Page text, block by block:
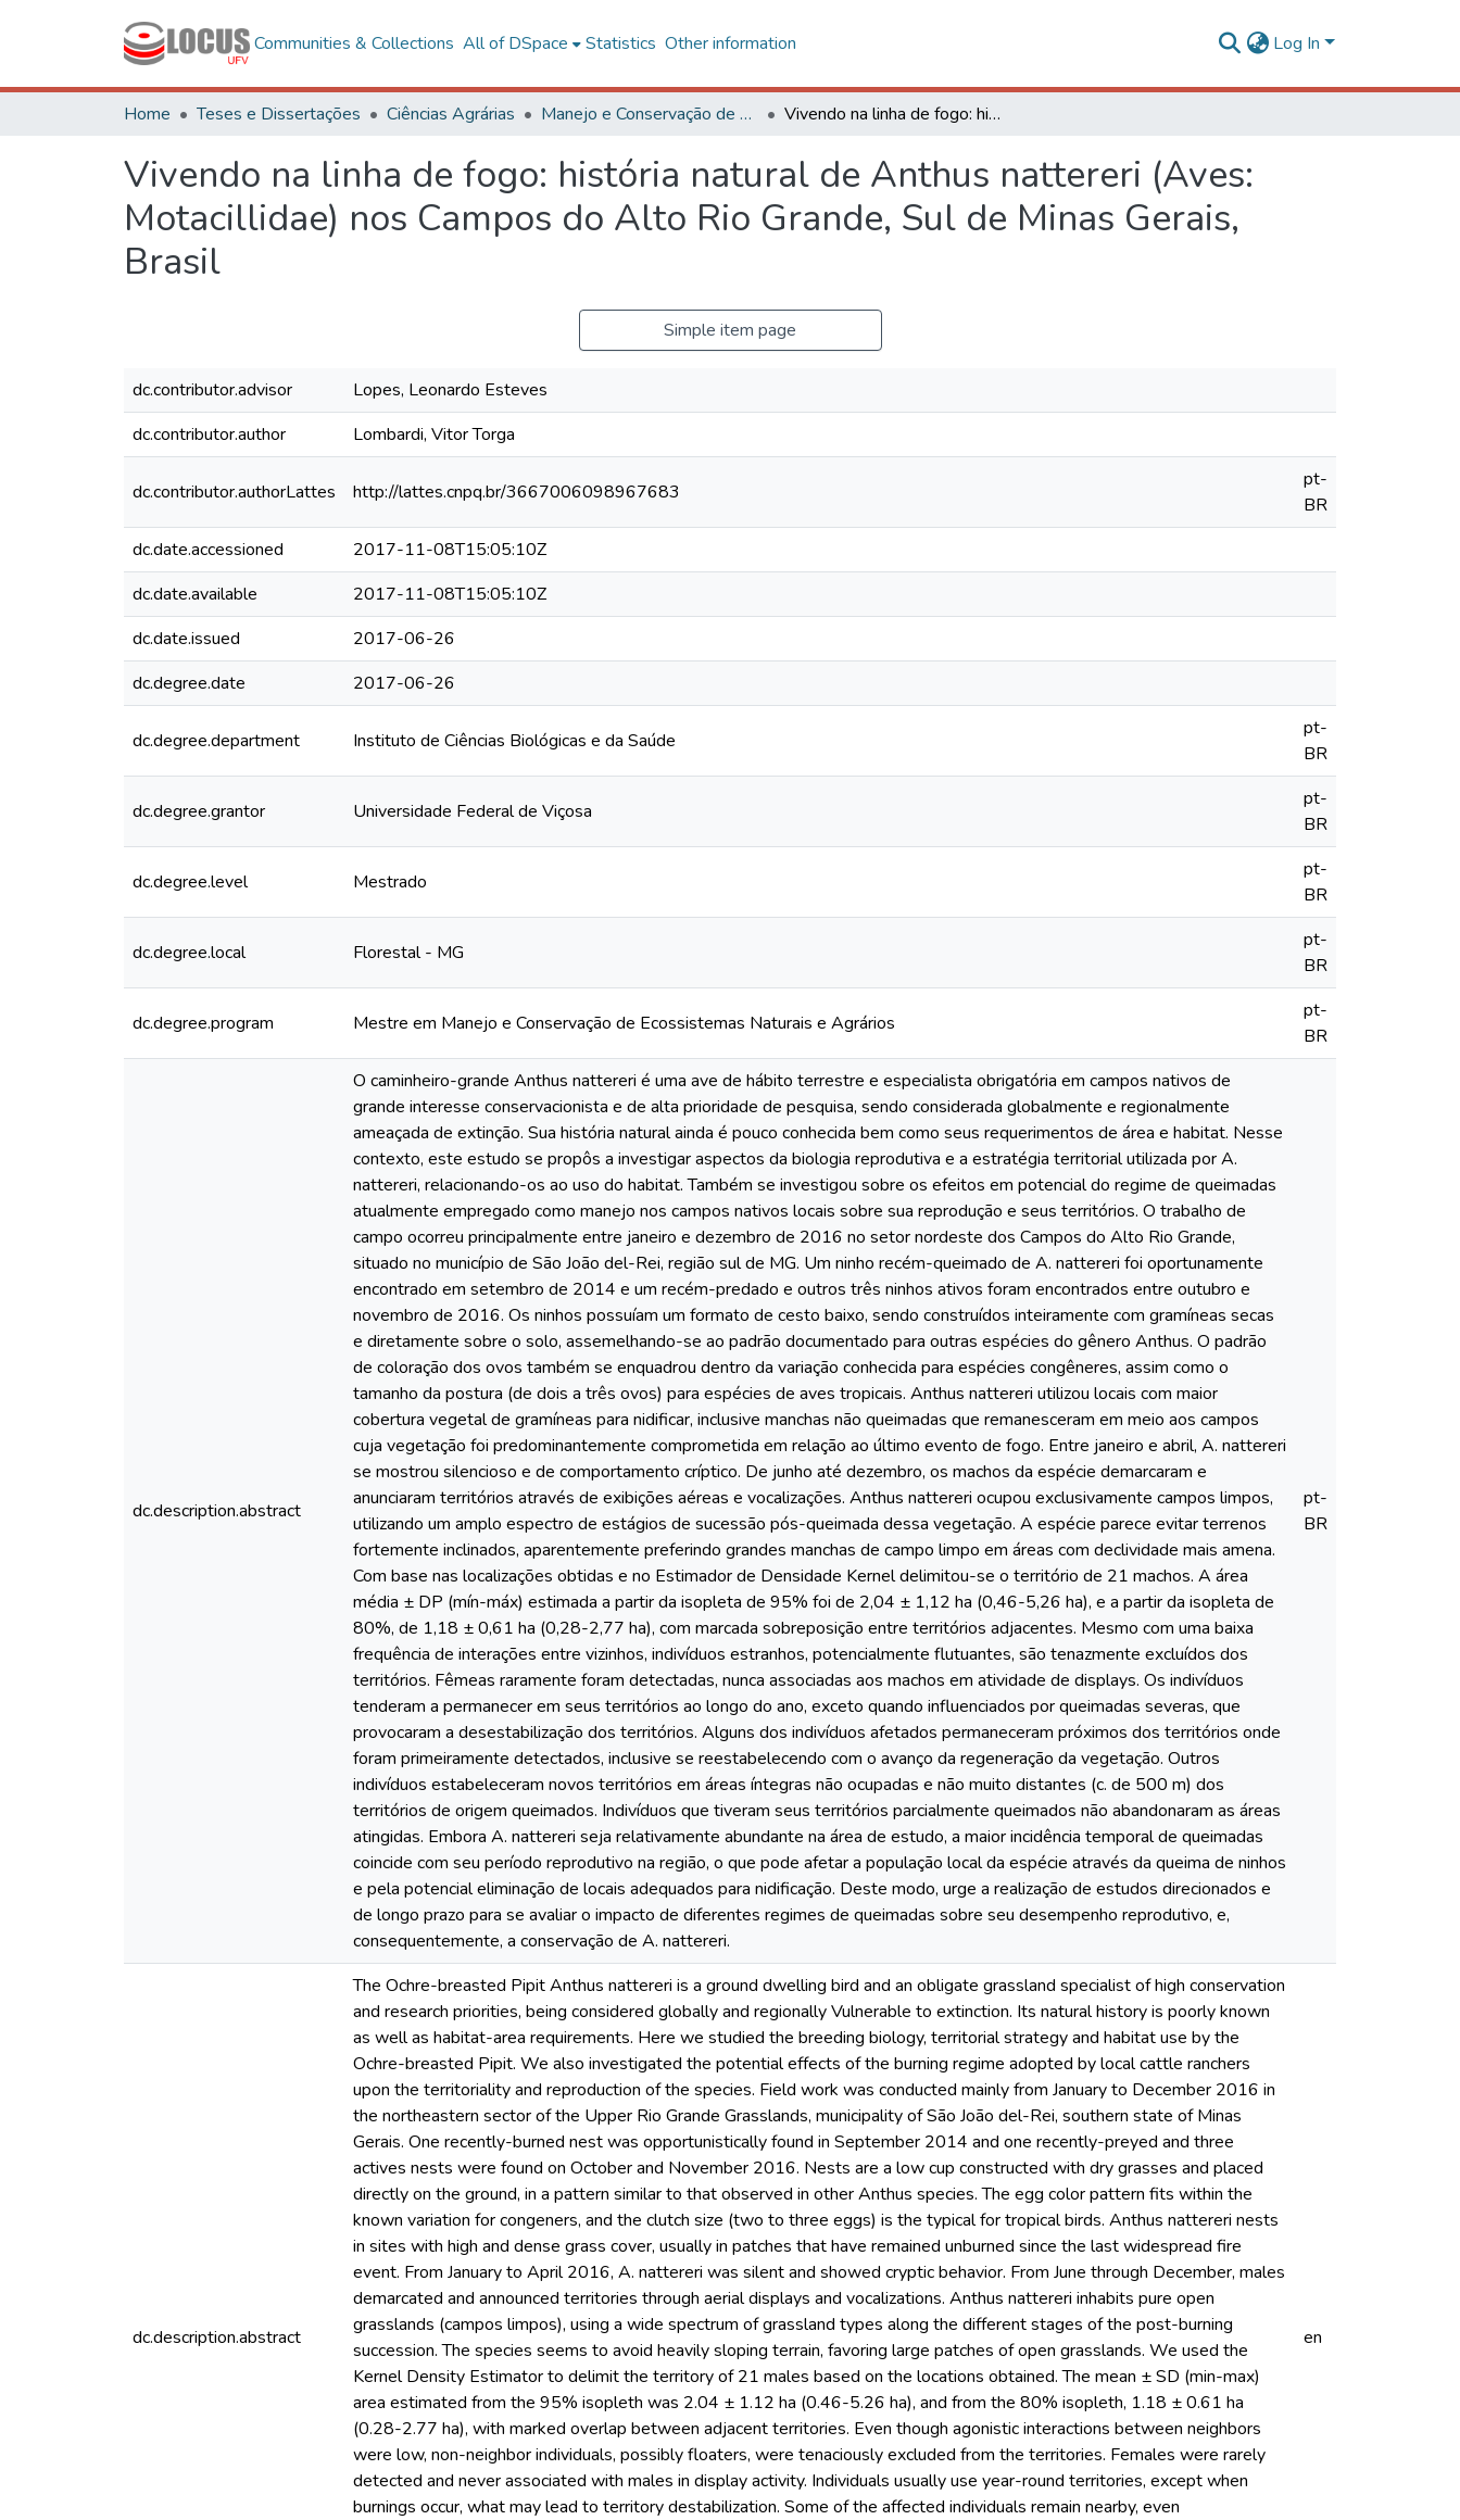
Communities & Collections All of DSpace Statistics Other information Log In
Home Teses e Dissertações Ciências Agrárias Manejo e Conservação de Ecossistemas Naturais e Agrários - CAF Vivendo na linha de fogo: história natural de Anthus nattereri (Aves: Motacillidae) nos Campos do Alto Rio Grande, Sul de Minas Gerais, Brasil
Vivendo na linha de fogo: história natural de Anthus nattereri (Aves:
Motacillidae) nos Campos do Alto Rio Grande, Sul de Minas Gerais,
Brasil
Simple item page
dc.contributor.advisor
Lopes, Leonardo Esteves
dc.contributor.author
Lombardi, Vitor Torga
dc.contributor.authorLattes http://lattes.cnpq.br/3667006098967683
pt-
BR
dc.date.accessioned
2017-11-08T15:05:10Z
dc.date.available
2017-11-08T15:05:10Z
dc.date.issued
2017-06-26
dc.degree.date
2017-06-26
dc.degree.department Instituto de Ciências Biológicas e da Saúde
pt-
BR
dc.degree.grantor Universidade Federal de Viçosa
pt-
BR
dc.degree.level Mestrado
pt-
BR
dc.degree.local Florestal - MG
pt-
BR
dc.degree.program Mestre em Manejo e Conservação de Ecossistemas Naturais e Agrários
pt-
BR
dc.description.abstract
O caminheiro-grande Anthus nattereri é uma ave de hábito terrestre e especialista obrigatória em campos nativos de
grande interesse conservacionista e de alta prioridade de pesquisa, sendo considerada globalmente e regionalmente
ameaçada de extinção. Sua história natural ainda é pouco conhecida bem como seus requerimentos de área e habitat. Nesse
contexto, este estudo se propôs a investigar aspectos da biologia reprodutiva e a estratégia territorial utilizada por A.
nattereri, relacionando-os ao uso do habitat. Também se investigou sobre os efeitos em potencial do regime de queimadas
atualmente empregado como manejo nos campos nativos locais sobre sua reprodução e seus territórios. O trabalho de
campo ocorreu principalmente entre janeiro e dezembro de 2016 no setor nordeste dos Campos do Alto Rio Grande,
situado no município de São João del-Rei, região sul de MG. Um ninho recém-queimado de A. nattereri foi oportunamente
encontrado em setembro de 2014 e um recém-predado e outros três ninhos ativos foram encontrados entre outubro e
novembro de 2016. Os ninhos possuíam um formato de cesto baixo, sendo construídos inteiramente com gramíneas secas
e diretamente sobre o solo, assemelhando-se ao padrão documentado para outras espécies do gênero Anthus. O padrão
de coloração dos ovos também se enquadrou dentro da variação conhecida para espécies congêneres, assim como o
tamanho da postura (de dois a três ovos) para espécies de aves tropicais. Anthus nattereri utilizou locais com maior
cobertura vegetal de gramíneas para nidificar, inclusive manchas não queimadas que remanesceram em meio aos campos
cuja vegetação foi predominantemente comprometida em relação ao último evento de fogo. Entre janeiro e abril, A. nattereri
se mostrou silencioso e de comportamento críptico. De junho até dezembro, os machos da espécie demarcaram e
anunciaram territórios através de exibições aéreas e vocalizações. Anthus nattereri ocupou exclusivamente campos limpos,
utilizando um amplo espectro de estágios de sucessão pós-queimada dessa vegetação. A espécie parece evitar terrenos
fortemente inclinados, aparentemente preferindo grandes manchas de campo limpo em áreas com declividade mais amena.
Com base nas localizações obtidas e no Estimador de Densidade Kernel delimitou-se o território de 21 machos. A área
média ± DP (mín-máx) estimada a partir da isopleta de 95% foi de 2,04 ± 1,12 ha (0,46-5,26 ha), e a partir da isopleta de
80%, de 1,18 ± 0,61 ha (0,28-2,77 ha), com marcada sobreposição entre territórios adjacentes. Mesmo com uma baixa
frequência de interações entre vizinhos, indivíduos estranhos, potencialmente flutuantes, são tenazmente excluídos dos
territórios. Fêmeas raramente foram detectadas, nunca associadas aos machos em atividade de displays. Os indivíduos
tenderam a permanecer em seus territórios ao longo do ano, exceto quando influenciados por queimadas severas, que
provocaram a desestabilização dos territórios. Alguns dos indivíduos afetados permaneceram próximos dos territórios onde
foram primeiramente detectados, inclusive se reestabelecendo com o avanço da regeneração da vegetação. Outros
indivíduos estabeleceram novos territórios em áreas íntegras não ocupadas e não muito distantes (c. de 500 m) dos
territórios de origem queimados. Indivíduos que tiveram seus territórios parcialmente queimados não abandonaram as áreas
atingidas. Embora A. nattereri seja relativamente abundante na área de estudo, a maior incidência temporal de queimadas
coincide com seu período reprodutivo na região, o que pode afetar a população local da espécie através da queima de ninhos
e pela potencial eliminação de locais adequados para nidificação. Deste modo, urge a realização de estudos direcionados e
de longo prazo para se avaliar o impacto de diferentes regimes de queimadas sobre seu desempenho reprodutivo, e,
consequentemente, a conservação de A. nattereri.
pt-
BR
dc.description.abstract
The Ochre-breasted Pipit Anthus nattereri is a ground dwelling bird and an obligate grassland specialist of high conservation
and research priorities, being considered globally and regionally Vulnerable to extinction. Its natural history is poorly known
as well as habitat-area requirements. Here we studied the breeding biology, territorial strategy and habitat use by the
Ochre-breasted Pipit. We also investigated the potential effects of the burning regime adopted by local cattle ranchers
upon the territoriality and reproduction of the species. Field work was conducted mainly from January to December 2016 in
the northeastern sector of the Upper Rio Grande Grasslands, municipality of São João del-Rei, southern state of Minas
Gerais. One recently-burned nest was opportunistically found in September 2014 and one recently-preyed and three
actives nests were found on October and November 2016. Nests are a low cup constructed with dry grasses and placed
directly on the ground, in a pattern similar to that observed in other Anthus species. The egg color pattern fits within the
known variation for congeners, and the clutch size (two to three eggs) is the typical for tropical birds. Anthus nattereri nests
in sites with high and dense grass cover, usually in patches that have remained unburned since the last widespread fire
event. From January to April 2016, A. nattereri was silent and showed cryptic behavior. From June through December, males
demarcated and announced territories through aerial displays and vocalizations. Anthus nattereri inhabits pure open
grasslands (campos limpos), using a wide spectrum of grassland types along the different stages of the post-burning
succession. The species seems to avoid heavily sloping terrain, favoring large patches of open grasslands. We used the
Kernel Density Estimator to delimit the territory of 21 males based on the locations obtained. The mean ± SD (min-max)
area estimated from the 95% isopleth was 2.04 ± 1.12 ha (0.46-5.26 ha), and from the 80% isopleth, 1.18 ± 0.61 ha
(0.28-2.77 ha), with marked overlap between adjacent territories. Even though agonistic interactions between neighbors
were low, non-neighbor individuals, possibly floaters, were tenaciously excluded from the territories. Females were rarely
detected and never associated with males in display activity. Individuals usually use year-round territories, except when
burnings occur, what may lead to territory destabilization. Some of the affected individuals remain nearby, even
en